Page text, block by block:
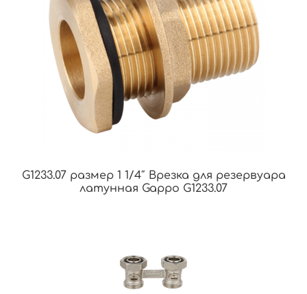
G1233.07 размер 1 1/4″ Врезка для резервуара
латунная Gappo G1233.07